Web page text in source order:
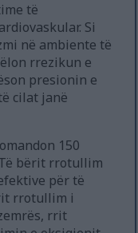
të
Si
në ambiente të
rrezikun e
presionin e
cilat janë
150
bërit rrotullim
për të
rrotullim i
rrit